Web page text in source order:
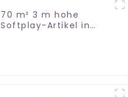
70 m² 3 m hohe
Softplay-Artikel in